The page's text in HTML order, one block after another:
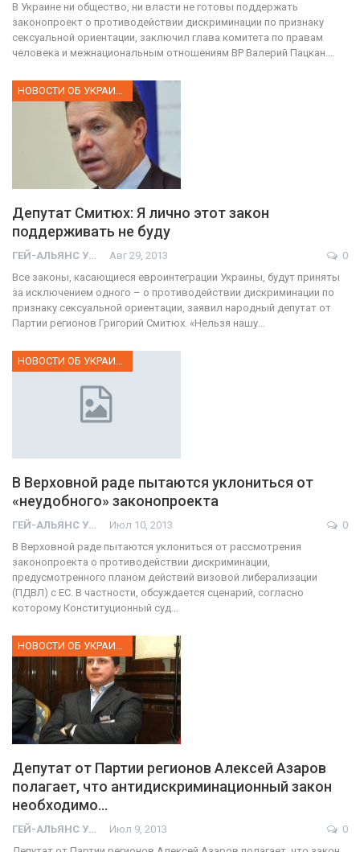
В Украине ни общество, ни власти не готовы поддержать
законопроект о противодействии дискриминации по признаку
сексуальной ориентации, заключил глава комитета по правам
человека и межнациональным отношениям ВР Валерий Пацкан.…
НОВОСТИ ОБ УКРАИНЕ
Депутат Смитюх: Я лично этот закон
поддерживать не буду
ГЕЙ-АЛЬЯНС УКРАИНА Авг 29, 2013
0
Все законы, касающиеся евроинтеграции Украины, будут приняты
за исключением одного – о противодействии дискриминации по
признаку сексуальной ориентации, заявил народный депутат от
Партии регионов Григорий Смитюх. «Нельзя нашу…
В Верховной раде пытаются уклониться от
«неудобного» законопроекта
ГЕЙ-АЛЬЯНС УКРАИНА Июл 10, 2013
0
В Верховной раде пытаются уклониться от рассмотрения
законопроекта о противодействии дискриминации,
предусмотренного планом действий визовой либерализации
(ПДВЛ) с ЕС. В частности, обсуждается сценарий, согласно
которому Конституционный суд…
НОВОСТИ ОБ УКРАИНЕ
Депутат от Партии регионов Алексей Азаров
полагает, что антидискриминационный закон
необходимо…
ГЕЙ-АЛЬЯНС УКРАИНА Июл 9, 2013
0